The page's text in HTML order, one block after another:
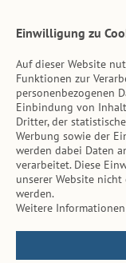
Inhalt
Tierarzt-Suche
Hinweise
AGB
Impressum
Datenschutz
Kontakt
Einwilligung zu
Auf dieser Website
Funktionen zur
personenbezogenen
Einbindung von
Dritter, der
Werbung sowie der
werden dabei Daten
verarbeitet. Diese
unserer Website
werden.
Weitere